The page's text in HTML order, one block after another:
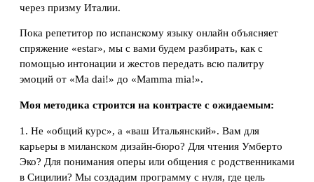
через призму Италии.
Пока репетитор по испанскому языку онлайн объясняет
спряжение «estar», мы с вами будем разбирать, как с
помощью интонации и жестов передать всю палитру
эмоций от «Ma dai!» до «Mamma mia!».
Моя методика строится на контрасте с ожидаемым:
1. Не «общий курс», а «ваш Итальянский». Вам для
карьеры в миланском дизайн-бюро? Для чтения Умберто
Эко? Для понимания оперы или общения с родственниками
в Сицилии? Мы создадим программу с нуля, где цель